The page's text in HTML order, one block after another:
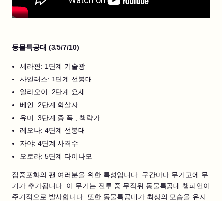
동물특공대 (3/5/7/10)
세라핀: 1단계 기술광
사일러스: 1단계 선봉대
일라오이: 2단계 요새
베인: 2단계 학살자
유미: 3단계 증.폭., 책략가
레오나: 4단계 선봉대
자야: 4단계 사격수
오로라: 5단계 다이나모
집중포화의 팬 여러분을 위한 특성입니다. 구간마다 무기고에 무
기가 추가됩니다. 이 무기는 전투 중 무작위 동물특공대 챔피언이
주기적으로 발사합니다. 또한 동물특공대가 최상의 모습을 유지